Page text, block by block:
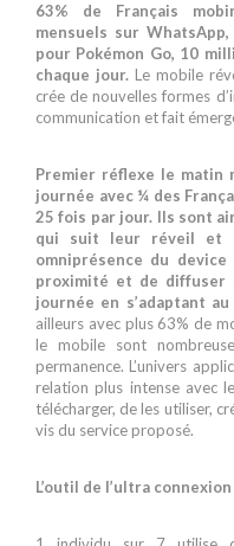
63% de Français
mensuels sur
pour Pokémon Go, 10
chaque jour. Le mobile
crée de nouvelles formes
communication et fait
Premier réflexe le matin
journée avec ¼ des
25 fois par jour. Ils sont
qui suit leur réveil et
omniprésence du
proximité et de diffuser
journée en s’adaptant
ailleurs avec plus 63% de
le mobile sont
permanence. L’univers
relation plus intense avec
télécharger, de les utiliser,
vis du service proposé.
L’outil de l’ultra connexion